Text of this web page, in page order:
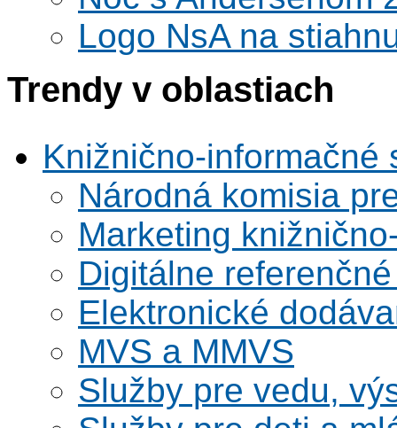
Logo NsA na
Trendy v oblastiach
Knižnično-informačné
Národná komisia
Marketing
Digitálne
Elektronické
MVS a MMVS
Služby pre vedu,